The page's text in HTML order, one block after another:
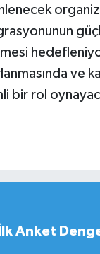
ve
bir rol
Anket